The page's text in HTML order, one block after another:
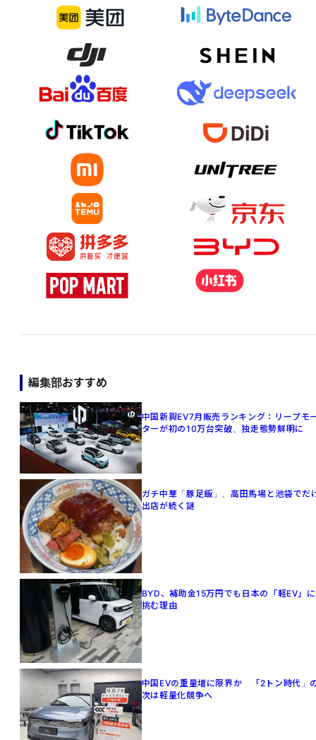
編集部おすすめ
中国新興EV7月販売ランキング：リープモ
ターが初の10万台突破、独走態勢鮮明に
ガチ中華「豚足飯」、高田馬場と池袋でだ
出店が続く謎
BYD、補助金15万円でも日本の「軽EV」に
挑む理由
中国EVの重量増に限界か 「2トン時代」
次は軽量化競争へ